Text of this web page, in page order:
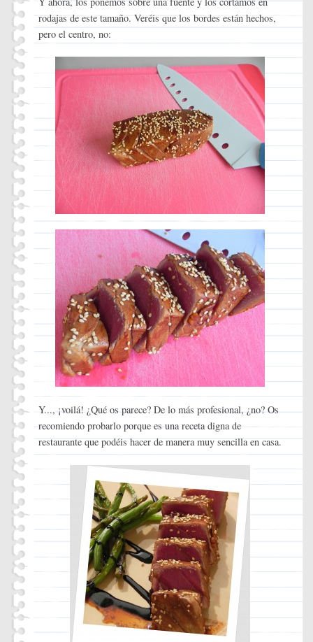
rodajas de este tamaño. Veréis que los bordes están hechos,
pero el centro, no:
Y..., ¡voilá! ¿Qué os parece? De lo más profesional, ¿no? Os
recomiendo probarlo porque es una receta digna de
restaurante que podéis hacer de manera muy sencilla en casa.